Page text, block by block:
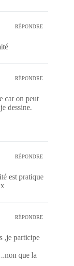
RÉPONDRE
RÉPONDRE
car on peut
dessine.
RÉPONDRE
est pratique
RÉPONDRE
,je participe
que la